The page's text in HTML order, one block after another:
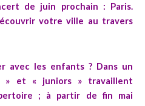
de juin prochain : Paris.
votre ville au travers
avec les enfants ? Dans un
» et « juniors » travaillent
; à partir de fin mai